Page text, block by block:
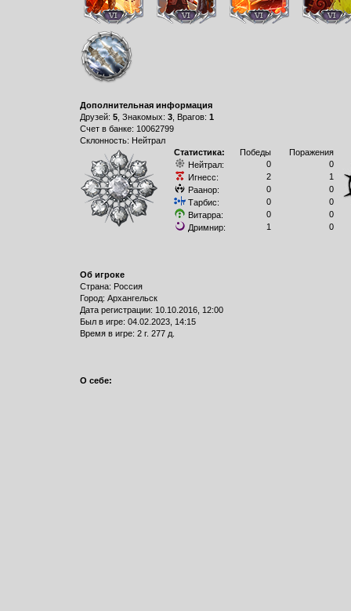
Дополнительная информация
Друзей: 5, Знакомых: 3, Врагов: 1
Счет в банке: 10062799
Склонность: Нейтрал
Статистика:
Победы
Поражения
Нейтрал:
0
0
Игнесс:
2
1
Раанор:
0
0
Тарбис:
0
0
Витарра:
0
0
Дримнир:
1 0
Об игроке
Страна: Россия
Город: Архангельск
Дата регистрации: 10.10.2016, 12:00
Был в игре: 04.02.2023, 14:15
Время в игре: 2 г. 277 д.
О себе: